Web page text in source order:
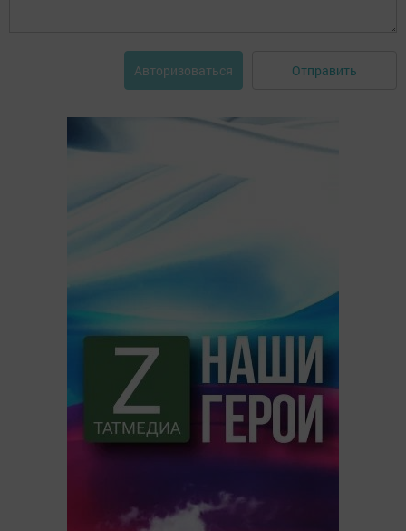
Авторизоваться Отправить